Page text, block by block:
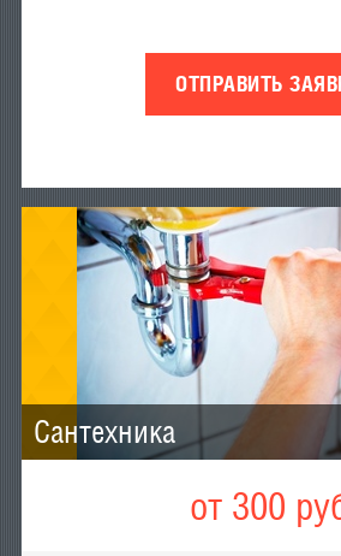
ОТПРАВИТЬ
Сантехника
от 300